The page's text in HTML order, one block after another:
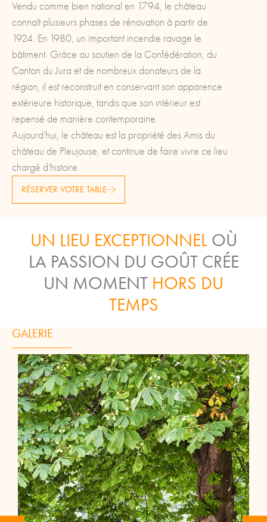
Vendu comme bien national en 1794, le château
connaît plusieurs phases de rénovation à partir de
1924. En 1980, un important incendie ravage le
bâtiment. Grâce au soutien de la Confédération, du
Canton du Jura et de nombreux donateurs de la
région, il est reconstruit en conservant son apparence
extérieure historique, tandis que son intérieur est
repensé de manière contemporaine.
Aujourd’hui, le château est la propriété des Amis du
château de Pleujouse, et continue de faire vivre ce lieu
chargé d’histoire.
RÉSERVER VOTRE TABLE
UN LIEU EXCEPTIONNELOÙ
LA PASSION DU GOÛT CRÉE
UN MOMENT HORS DU
TEMPS
GALERIE